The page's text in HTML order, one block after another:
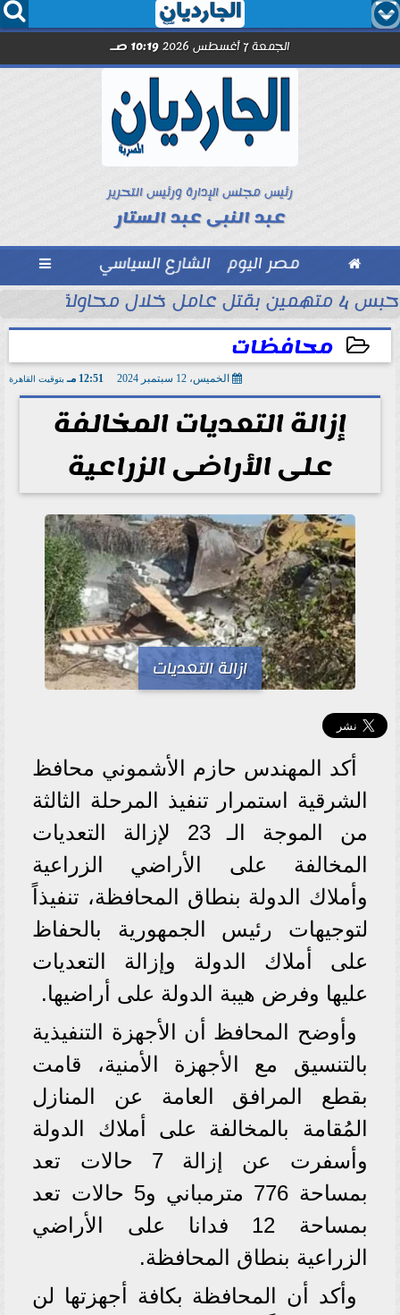
  
الجمعة 7 أغسطس 2026 10:19 صـ
رئيس مجلس الإدارة ورئيس التحرير
عبد النبى عبد الستار
 مصر اليوم الشارع السياسي 
..” محمد...حبس 4 متهمين بقتل عامل خلال محاولة سرقة دراجة نارية في المنوفية
محافظات
الخميس، 12 سبتمبر 2024 12:51 مـ بتوقيت القاهرة
إزالة التعديات المخالفة
على الأراضى الزراعية
ازالة التعديات
أكد المهندس حازم الأشموني محافظ
الشرقية استمرار تنفيذ المرحلة الثالثة
من الموجة الـ 23 لإزالة التعديات
المخالفة على الأراضي الزراعية
وأملاك الدولة بنطاق المحافظة، تنفيذاً
لتوجيهات رئيس الجمهورية بالحفاظ
على أملاك الدولة وإزالة التعديات
عليها وفرض هيبة الدولة على أراضيها.
وأوضح المحافظ أن الأجهزة التنفيذية
بالتنسيق مع الأجهزة الأمنية، قامت
بقطع المرافق العامة عن المنازل
المُقامة بالمخالفة على أملاك الدولة
وأسفرت عن إزالة 7 حالات تعد
بمساحة 776 مترمباني و5 حالات تعد
بمساحة 12 فدانا على الأراضي
الزراعية بنطاق المحافظة.
وأكد أن المحافظة بكافة أجهزتها لن